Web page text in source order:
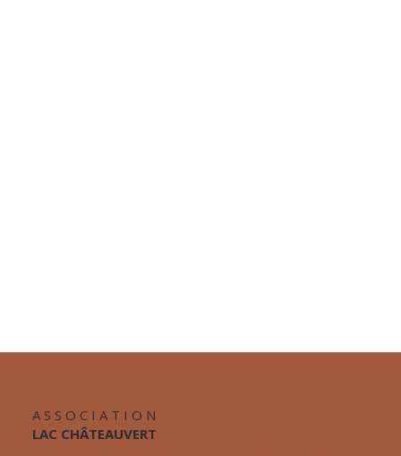
A S S O C I A T I O N
LAC CHÂTEAUVERT